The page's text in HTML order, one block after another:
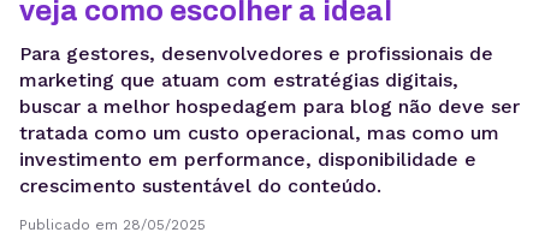
veja como escolher a ideal
Para gestores, desenvolvedores e profissionais de
marketing que atuam com estratégias digitais,
buscar a melhor hospedagem para blog não deve ser
tratada como um custo operacional, mas como um
investimento em performance, disponibilidade e
crescimento sustentável do conteúdo.
Publicado em 28/05/2025